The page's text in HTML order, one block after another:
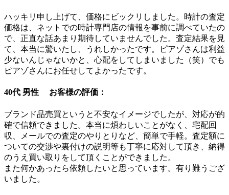
ハッキリ申し上げて、価格にビックリしました。時計の査定
価格は、ネットでの時計専門店の情報を事前に調べていたの
で、正直な話あまり期待していませんでした。査定結果を見
て、本当に驚いたし、うれしかったです。ピアゾさんは利益
少ないんじゃないかと、心配をしてしまいました（笑）でも
ピアゾさんにお任せしてよかったです。
40代 男性 お客様の評価：
ブランド品売買というと不安なイメージでしたが、対応が的
確で信頼できました。本当に煩わしいことがなく、宅配回
収、メールでの査定のやりとりなど、簡単で手軽。査定額に
ついての交渉や裏付けの説明等も丁寧に応対して頂き、納得
のうえ買い取りをして頂くことができました。
また何かあったら依頼したいと思っています。有り難うござ
いました。